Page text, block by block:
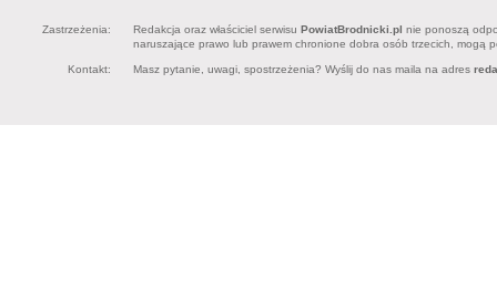
Zastrzeżenia: Redakcja oraz właściciel serwisu PowiatBrodnicki.pl nie ponoszą
naruszające prawo lub prawem chronione dobra osób trzecich, mogą
Kontakt: Masz pytanie, uwagi, spostrzeżenia? Wyślij do nas maila na adres